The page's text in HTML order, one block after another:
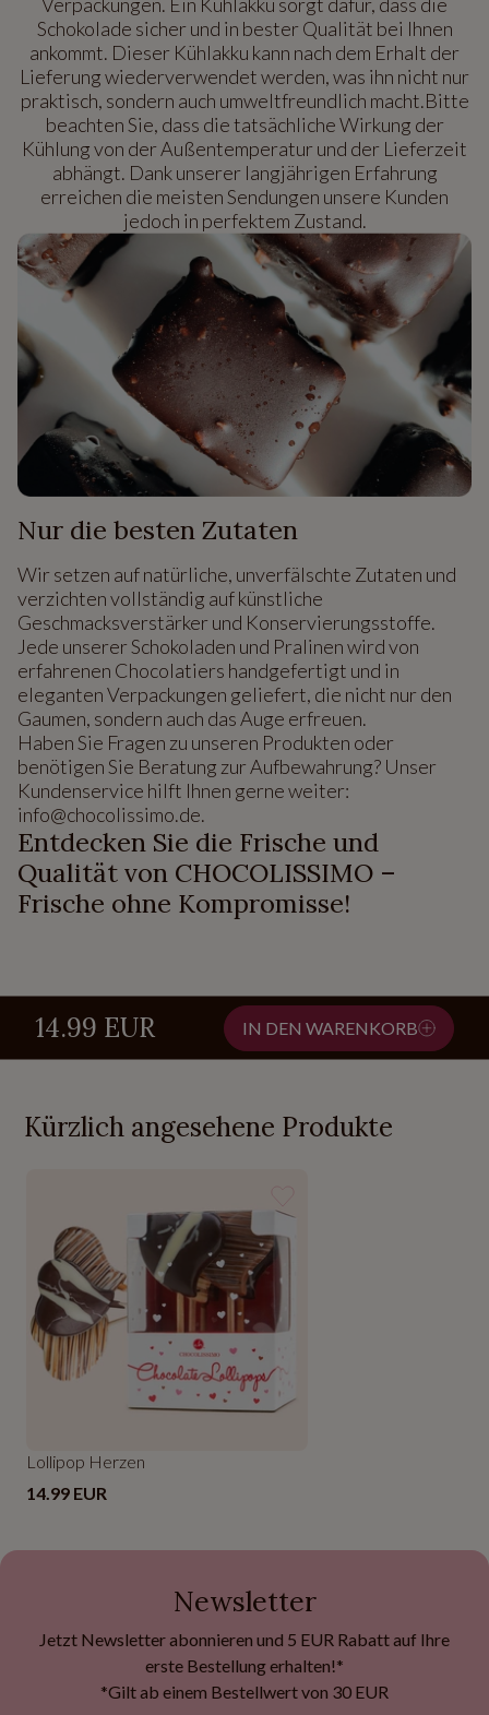
Schokolade sicher und in bester Qualität bei Ihnen
ankommt. Dieser Kühlakku kann nach dem Erhalt der
Lieferung wiederverwendet werden, was ihn nicht nur
praktisch, sondern auch umweltfreundlich macht.Bitte
beachten Sie, dass die tatsächliche Wirkung der
Kühlung von der Außentemperatur und der Lieferzeit
abhängt. Dank unserer langjährigen Erfahrung
erreichen die meisten Sendungen unsere Kunden
jedoch in perfektem Zustand.
Nur die besten Zutaten
Wir setzen auf natürliche, unverfälschte Zutaten und
verzichten vollständig auf künstliche
Geschmacksverstärker und Konservierungsstoffe.
Jede unserer Schokoladen und Pralinen wird von
erfahrenen Chocolatiers handgefertigt und in
eleganten Verpackungen geliefert, die nicht nur den
Gaumen, sondern auch das Auge erfreuen.
Haben Sie Fragen zu unseren Produkten oder
benötigen Sie Beratung zur Aufbewahrung? Unser
Kundenservice hilft Ihnen gerne weiter:
info@chocolissimo.de.
Entdecken Sie die Frische und
Qualität von CHOCOLISSIMO –
Frische ohne Kompromisse!
14.99 EUR IN DEN WARENKORB
Kürzlich angesehene Produkte
Lollipop Herzen
14.99 EUR
Newsletter
Jetzt Newsletter abonnieren und 5 EUR Rabatt auf Ihre
erste Bestellung erhalten!*
*Gilt ab einem Bestellwert von 30 EUR